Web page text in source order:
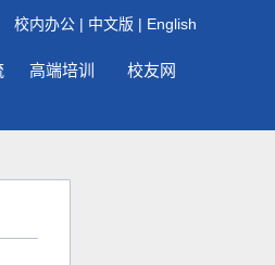
校内办公 | 中文版 | English
高端培训 校友网